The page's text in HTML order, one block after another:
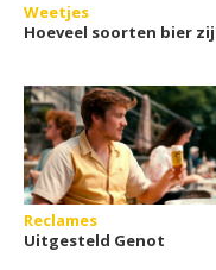
Weetjes
Hoeveel soorten bier
Reclames
Uitgesteld Genot